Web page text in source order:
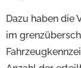
Dazu haben die
im